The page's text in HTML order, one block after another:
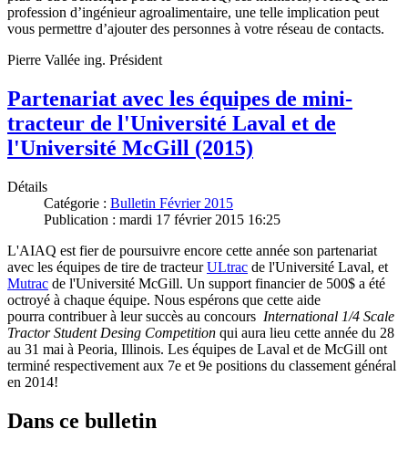
profession d’ingénieur agroalimentaire, une telle implication peut
vous permettre d’ajouter des personnes à votre réseau de contacts.
Pierre Vallée ing. Président
Partenariat avec les équipes de mini-
tracteur de l'Université Laval et de
l'Université McGill (2015)
Détails
Catégorie : Bulletin Février 2015
Publication : mardi 17 février 2015 16:25
L'AIAQ est fier de poursuivre encore cette année son partenariat
avec les équipes de tire de tracteurULtrac de l'Université Laval, et
Mutrac de l'Université McGill. Un support financier de 500$ a été
octroyé à chaque équipe. Nous espérons que cette aide
pourra contribuer à leur succès au concours International 1/4 Scale
Tractor Student Desing Competition qui aura lieu cette année du 28
au 31 mai à Peoria, Illinois. Les équipes de Laval et de McGill ont
terminé respectivement aux 7e et 9e positions du classement général
en 2014!
Dans ce bulletin